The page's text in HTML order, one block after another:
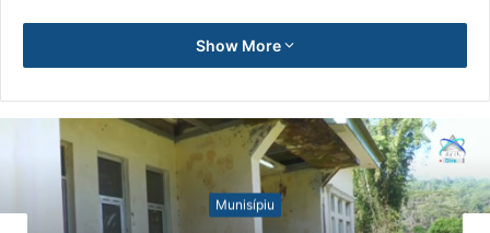
Show More
Notísia Kalan